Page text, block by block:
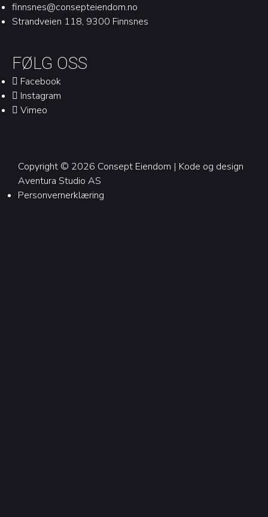
finnsnes@consepteiendom.no
Strandveien 118, 9300 Finnsnes
FØLG OSS
Facebook
Instagram
Vimeo
Copyright © 2026 Consept Eiendom | Kode og design
Aventura Studio AS
Personvernerklæring